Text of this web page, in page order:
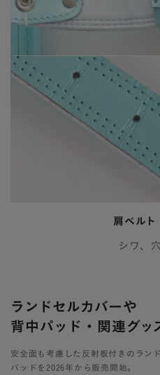
肩ベルト
シワ、
ランドセルカバーや
背中パッド・関連グッ
安全面も考慮した反射板付きのラン
パッドを2026年から販売開始。